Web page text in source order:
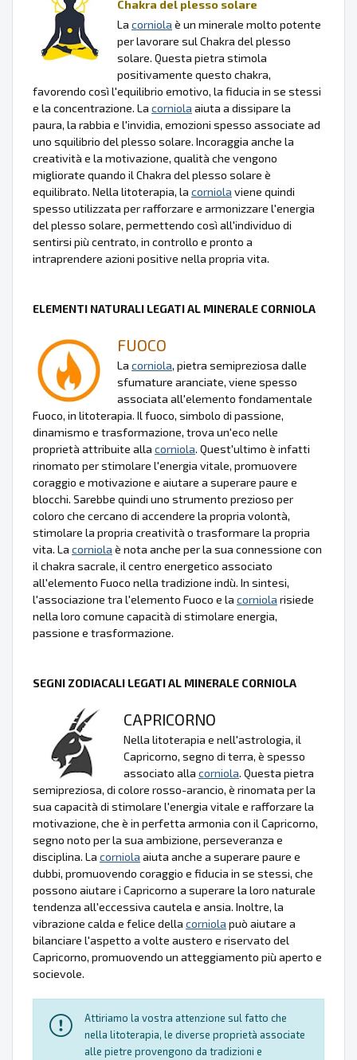
Chakra del plesso solare
La corniola è un minerale molto potente
per lavorare sul Chakra del plesso
solare. Questa pietra stimola
positivamente questo chakra,
favorendo così l'equilibrio emotivo, la fiducia in se stessi
e la concentrazione. La corniola aiuta a dissipare la
paura, la rabbia e l'invidia, emozioni spesso associate ad
uno squilibrio del plesso solare. Incoraggia anche la
creatività e la motivazione, qualità che vengono
migliorate quando il Chakra del plesso solare è
equilibrato. Nella litoterapia, la corniola viene quindi
spesso utilizzata per rafforzare e armonizzare l'energia
del plesso solare, permettendo così all'individuo di
sentirsi più centrato, in controllo e pronto a
intraprendere azioni positive nella propria vita.
ELEMENTI NATURALI LEGATI AL MINERALE CORNIOLA
FUOCO
La corniola, pietra semipreziosa dalle
sfumature aranciate, viene spesso
associata all'elemento fondamentale
Fuoco, in litoterapia. Il fuoco, simbolo di passione,
dinamismo e trasformazione, trova un'eco nelle
proprietà attribuite alla corniola. Quest'ultimo è infatti
rinomato per stimolare l'energia vitale, promuovere
coraggio e motivazione e aiutare a superare paure e
blocchi. Sarebbe quindi uno strumento prezioso per
coloro che cercano di accendere la propria volontà,
stimolare la propria creatività o trasformare la propria
vita. La corniola è nota anche per la sua connessione con
il chakra sacrale, il centro energetico associato
all'elemento Fuoco nella tradizione indù. In sintesi,
l'associazione tra l'elemento Fuoco e la corniola risiede
nella loro comune capacità di stimolare energia,
passione e trasformazione.
SEGNI ZODIACALI LEGATI AL MINERALE CORNIOLA
CAPRICORNO
Nella litoterapia e nell'astrologia, il
Capricorno, segno di terra, è spesso
associato alla corniola. Questa pietra
semipreziosa, di colore rosso-arancio, è rinomata per la
sua capacità di stimolare l'energia vitale e rafforzare la
motivazione, che è in perfetta armonia con il Capricorno,
segno noto per la sua ambizione, perseveranza e
disciplina. La corniola aiuta anche a superare paure e
dubbi, promuovendo coraggio e fiducia in se stessi, che
possono aiutare i Capricorno a superare la loro naturale
tendenza all'eccessiva cautela e ansia. Inoltre, la
vibrazione calda e felice della corniola può aiutare a
bilanciare l'aspetto a volte austero e riservato del
Capricorno, promuovendo un atteggiamento più aperto e
socievole.
Attiriamo la vostra attenzione sul fatto che
nella litoterapia, le diverse proprietà associate
alle pietre provengono da tradizioni e